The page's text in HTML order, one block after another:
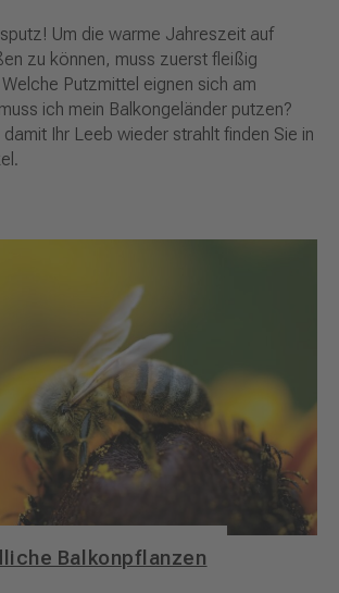
Um die warme Jahreszeit auf
zu können, muss zuerst fleißig
Putzmittel eignen sich am
ich mein Balkongeländer putzen?
Ihr Leeb wieder strahlt finden Sie in
Balkonpflanzen